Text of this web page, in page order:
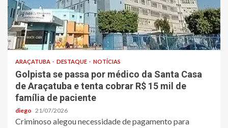
ARAÇATUBA DESTAQUE NOTÍCIAS
Golpista se passa por médico da Santa Casa
de Araçatuba e tenta cobrar R$ 15 mil de
família de paciente
diego 21/07/2026
Criminoso alegou necessidade de pagamento para